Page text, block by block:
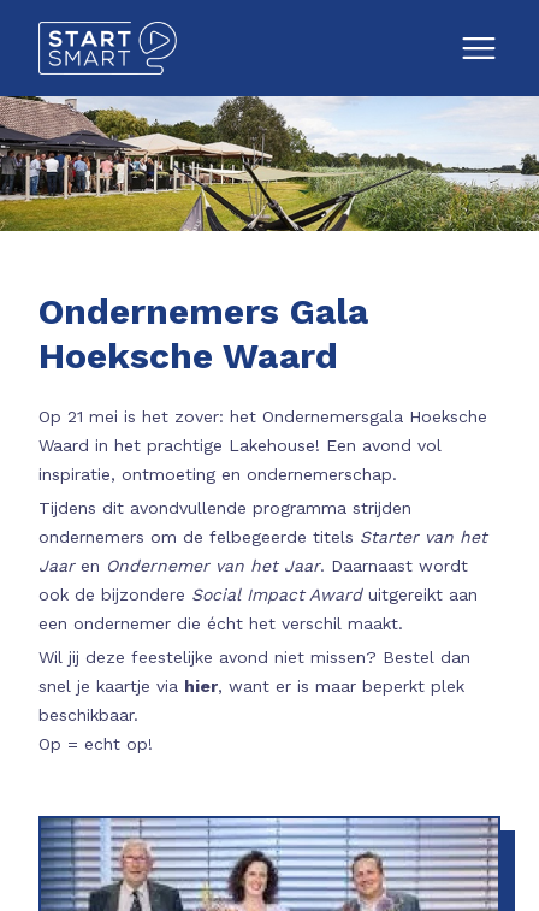
Ondernemers Gala
Hoeksche Waard
Op 21 mei is het zover: het Ondernemersgala Hoeksche
Waard in het prachtige Lakehouse! Een avond vol
inspiratie, ontmoeting en ondernemerschap.
Tijdens dit avondvullende programma strijden
ondernemers om de felbegeerde titels Starter van het
Jaaren Ondernemer van het Jaar. Daarnaast wordt
ook de bijzondere Social Impact Awarduitgereikt aan
een ondernemer die écht het verschil maakt.
Wil jij deze feestelijke avond niet missen? Bestel dan
snel je kaartje via hier, want er is maar beperkt plek
beschikbaar.
Op = echt op!